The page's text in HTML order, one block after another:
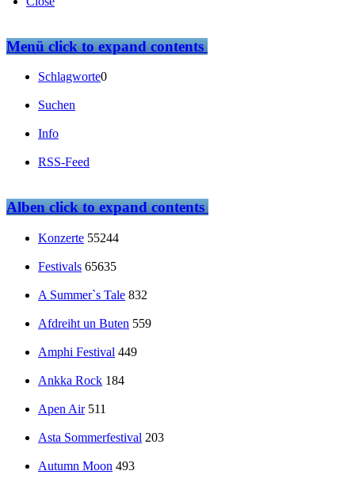
Menüclick to expand contents
Schlagworte0
Suchen
Info
RSS-Feed
Albenclick to expand contents
Konzerte 55244
Festivals 65635
A Summer`s Tale 832
Afdreiht un Buten 559
Amphi Festival 449
Ankka Rock 184
Apen Air 511
Asta Sommerfestival 203
Autumn Moon 493